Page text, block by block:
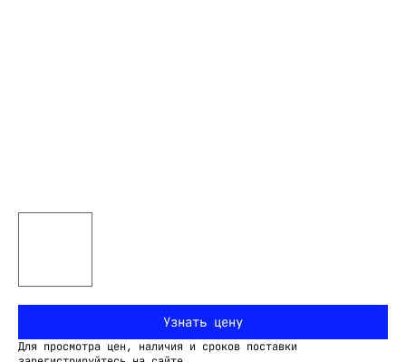
Узнать цену
Для просмотра цен, наличия и сроков поставки